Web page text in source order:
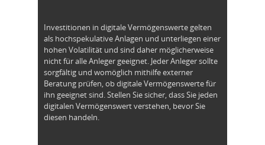
Investitionen in digitale Vermögenswerte gelten
als hochspekulative Anlagen und unterliegen einer
hohen Volatilität und sind daher möglicherweise
nicht für alle Anleger geeignet. Jeder Anleger sollte
sorgfältig und womöglich mithilfe externer
Beratung prüfen, ob digitale Vermögenswerte für
ihn geeignet sind. Stellen Sie sicher, dass Sie jeden
digitalen Vermögenswert verstehen, bevor Sie
diesen handeln.